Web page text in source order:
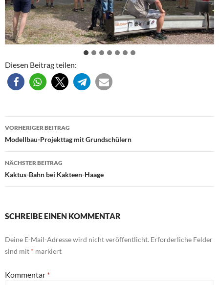
Diesen Beitrag teilen:
Beitragsnavigation
VORHERIGER BEITRAG
Modellbau-Projekttag mit Grundschülern
NÄCHSTER BEITRAG
Kaktus-Bahn bei Kakteen-Haage
SCHREIBE EINEN KOMMENTAR
Deine E-Mail-Adresse wird nicht veröffentlicht. Erforderliche Felder
sind mit * markiert
Kommentar *